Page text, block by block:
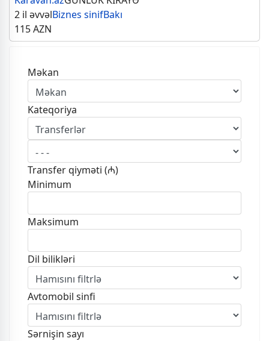
2 il əvvəlBiznes sinifBakı
115AZN
Məkan
Kateqoriya
Transfer qiyməti (₼)
Minimum
Maksimum
Dil bilikləri
Avtomobil sinfi
Sərnişin sayı